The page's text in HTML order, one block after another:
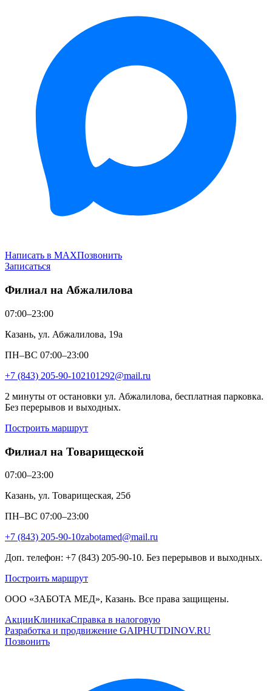
Написать в MAXПозвонить
Записаться
Филиал на Абжалилова
07:00–23:00
Казань, ул. Абжалилова, 19а
ПН–ВС 07:00–23:00
+7 (843) 205-90-102101292@mail.ru
2 минуты от остановки ул. Абжалилова, бесплатная парковка.
Без перерывов и выходных.
Построить маршрут
Филиал на Товарищеской
07:00–23:00
Казань, ул. Товарищеская, 25б
ПН–ВС 07:00–23:00
+7 (843) 205-90-10zabotamed@mail.ru
Доп. телефон: +7 (843) 205-90-10. Без перерывов и выходных.
Построить маршрут
ООО «ЗАБОТА МЕД», Казань. Все права защищены.
АкцииКлиникаСправка в налоговую
Разработка и продвижение GAIPHUTDINOV.RU
Позвонить